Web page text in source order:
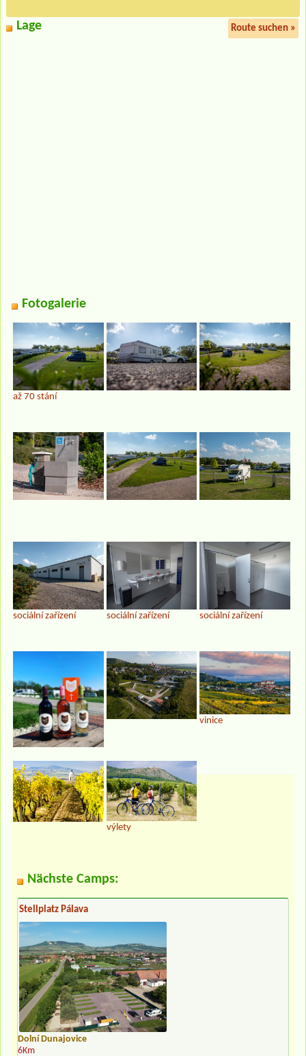
Lage Route suchen »
Fotogalerie
až 70 stání
sociální zařízení sociální zařízení sociální zařízení
vinice
výlety
Nächste Camps:
Stellplatz Pálava
Dolní Dunajovice
6Km